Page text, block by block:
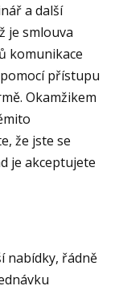
a další
je smlouva
komunikace
přístupu
Okamžikem
že jste se
je akceptujete
nabídky, řádně